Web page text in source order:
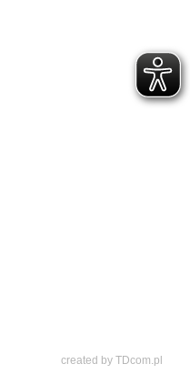
created by TDcom.pl